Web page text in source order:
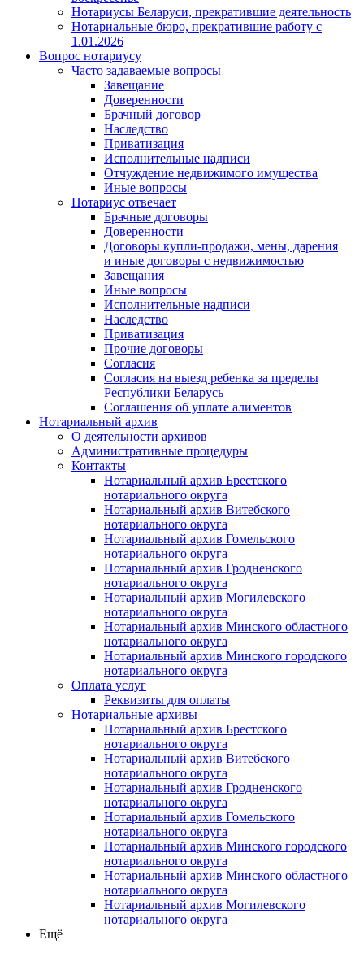
Нотариусы Беларуси, прекратившие деятельность
Нотариальные бюро, прекратившие работу с
1.01.2026
Вопрос нотариусу
Часто задаваемые вопросы
Завещание
Доверенности
Брачный договор
Наследство
Приватизация
Исполнительные надписи
Отчуждение недвижимого имущества
Иные вопросы
Нотариус отвечает
Брачные договоры
Доверенности
Договоры купли-продажи, мены, дарения
и иные договоры с недвижимостью
Завещания
Иные вопросы
Исполнительные надписи
Наследство
Приватизация
Прочие договоры
Согласия
Согласия на выезд ребенка за пределы
Республики Беларусь
Соглашения об уплате алиментов
Нотариальный архив
О деятельности архивов
Административные процедуры
Контакты
Нотариальный архив Брестского
нотариального округа
Нотариальный архив Витебского
нотариального округа
Нотариальный архив Гомельского
нотариального округа
Нотариальный архив Гродненского
нотариального округа
Нотариальный архив Могилевского
нотариального округа
Нотариальный архив Минского областного
нотариального округа
Нотариальный архив Минского городского
нотариального округа
Оплата услуг
Реквизиты для оплаты
Нотариальные архивы
Нотариальный архив Брестского
нотариального округа
Нотариальный архив Витебского
нотариального округа
Нотариальный архив Гродненского
нотариального округа
Нотариальный архив Гомельского
нотариального округа
Нотариальный архив Минского городского
нотариального округа
Нотариальный архив Минского областного
нотариального округа
Нотариальный архив Могилевского
нотариального округа
Ещё